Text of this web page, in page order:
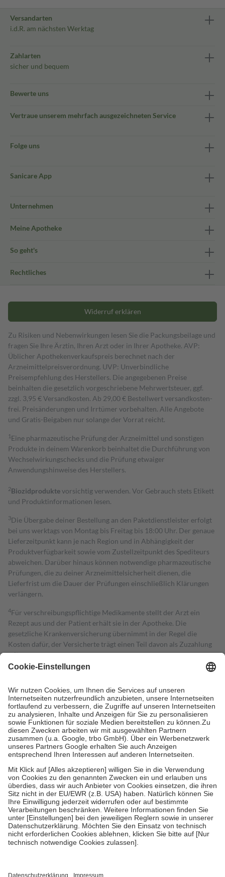
Versandarten
i.d.R. am nächsten Werktag
Zahlarten
sicher und bequem
Bewerte uns
Vertraue unserem mehrfach ausgezeichneten Service
Folge uns
Sanicare App
Unternehmen
Meine Apotheke
So geht's
Rechtliches
Widerruf erklären
Zu Risiken und Nebenwirkungen lesen Sie die Packungsbeilage und
fragen Sie Ihre Ärztin, Ihren Arzt oder in Ihrer Apotheke. AVP:
Üblicher Apothekenverkaufspreis berechnet nach der
Arzneimittelpreisverordnung. UVP: Unverbindliche
Preisempfehlung des Herstellers. Die angegebenen Preise
beinhalten die gesetzlich vorgeschriebene Mehrwertsteuer, ggf.
zzgl. 3,95 € Versandkosten. Ab 29,00 € Bestell­wert versand­kosten­
frei. Preisänderungen und Irrtümer vorbehalten. Alle Angebote
und Gratis-Beigaben nur solange der Vorrat reicht.
1 Eine pharmazeutische Prüfung der Arzneimittel und sonstigen
Produkte in deinem Warenkorb beinhaltet die Durchführung von
Wechselwirkungschecks und die Prüfung etwaiger
Anwendungshinweise des Herstellers.
2Biozidproduktevorsichtig verwenden. Vor Gebrauch stets Etikett
und Produktinformationen lesen.
3Die Übergabe deiner Bestellung an den Paketdienstleister erfolgt
bei uns werktags von Montag bis Freitag bis 18:00 Uhr. Der genaue
Lieferzeitpunkt kann je nach Region und in Abhängigkeit der
Produktverfügbarkeit sowie vom Zustellzeitpunkt des Spediteurs
abweichen. Darüber hinaus können notwendige pharmazeutische
Prüfungen, die zu deiner Arzneimittelsicherheit dienen, die
Lieferfrist um die Dauer der Prüfungen einschließlich Klärungen
verlängern.
4Für verschreibungspflichtige Medikamente stellt der Arzt ein
Rezept aus und der Patient erhält sie in der Apotheke. Die
gesetzliche Krankenversicherung übernimmt in der Regel die
Kosten dafür, der Versicherte trägt einen Teil davon als Zuzahlung
mit.
Grundsätzlich leisten Mitglieder Zuzahlungen in Höhe von zehn
höchstens zehn Euro.
Es sind jedoch nie mehr als die tatsächlichen
Kosten der Leistung zu entrichten.
Diese Regeln gelten grundsätzlich auch für Online-Apotheken.
Bei Heilmitteln und häuslicher Krankenpflege beträgt die
Zuzahlung zehn Prozent der Kosten sowie zehn Euro je
Verordnung.
Um das Engagement der Versicherten für ihre eigene Gesundheit zu
stärken und die besondere Stellung der Familie zu unterstützen,
fallenkeine Zuzahlungenan bei:
• Kindern und Jugendlichen bis zum vollendeten 18. Lebensjahr
mit Ausnahme der Fahrkosten
• Untersuchungen zur Vorsorge und Früherkennung, die von der
GKV getragen werden
• empfohlenen Schutzimpfungen
• Harn- und Blutteststreifen
getroffen, um sicherzustellen, dass es sich um echte Bewertungen